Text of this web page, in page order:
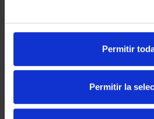
Permitir
Permitir la